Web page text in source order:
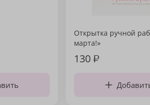
Открытка ручной
марта!»
130₽